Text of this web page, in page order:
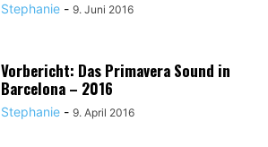
Stephanie - 9. Juni 2016
Vorbericht: Das Primavera Sound in
Barcelona – 2016
Stephanie - 9. April 2016